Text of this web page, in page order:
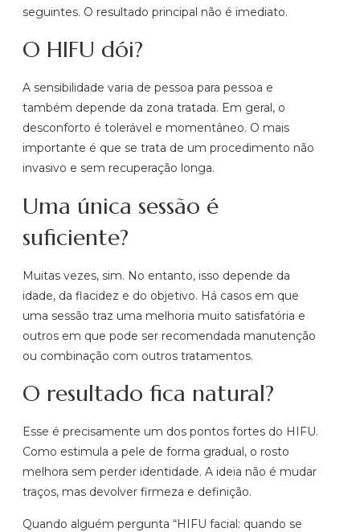
seguintes. O resultado principal não é imediato.
O HIFU dói?
A sensibilidade varia de pessoa para pessoa e
também depende da zona tratada. Em geral, o
desconforto é tolerável e momentâneo. O mais
importante é que se trata de um procedimento não
invasivo e sem recuperação longa.
Uma única sessão é
suficiente?
Muitas vezes, sim. No entanto, isso depende da
idade, da flacidez e do objetivo. Há casos em que
uma sessão traz uma melhoria muito satisfatória e
outros em que pode ser recomendada manutenção
ou combinação com outros tratamentos.
O resultado fica natural?
Esse é precisamente um dos pontos fortes do HIFU.
Como estimula a pele de forma gradual, o rosto
melhora sem perder identidade. A ideia não é mudar
traços, mas devolver firmeza e definição.
Quando alguém pergunta “HIFU facial: quando se